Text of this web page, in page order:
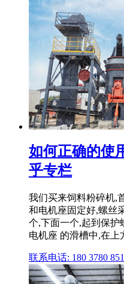
如何正确的使
乎专栏
我们买来饲料粉碎机,
和电机座固定好,螺丝
个,下面一个,起到保护
电机座 的滑槽中,在上
联系电话: 180 3780